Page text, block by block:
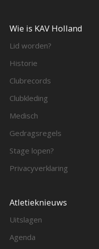
Wie is KAV Holland
Lid worden?
Historie
Clubrecords
Clubkleding
Medisch
Gedragsregels
Stage lopen?
Privacyverklaring
Atletieknieuws
Uitslagen
Agenda